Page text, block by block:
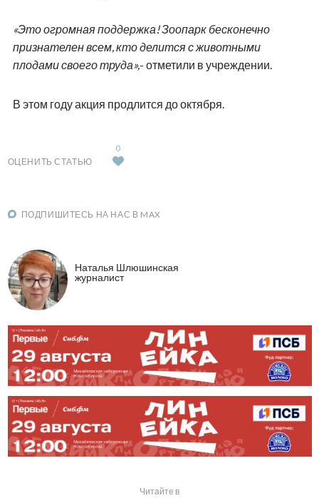
«Это огромная поддержка! Зоопарк бесконечно
признателен всем, кто делится с животными
плодами своего труда»,- отметили в учреждении.
В этом году акция продлится до октября.
ОЦЕНИТЬ СТАТЬЮ
0
ПОДПИШИТЕСЬ НА НАС В MAX
Наталья Шлюшинская
журналист
Читайте в